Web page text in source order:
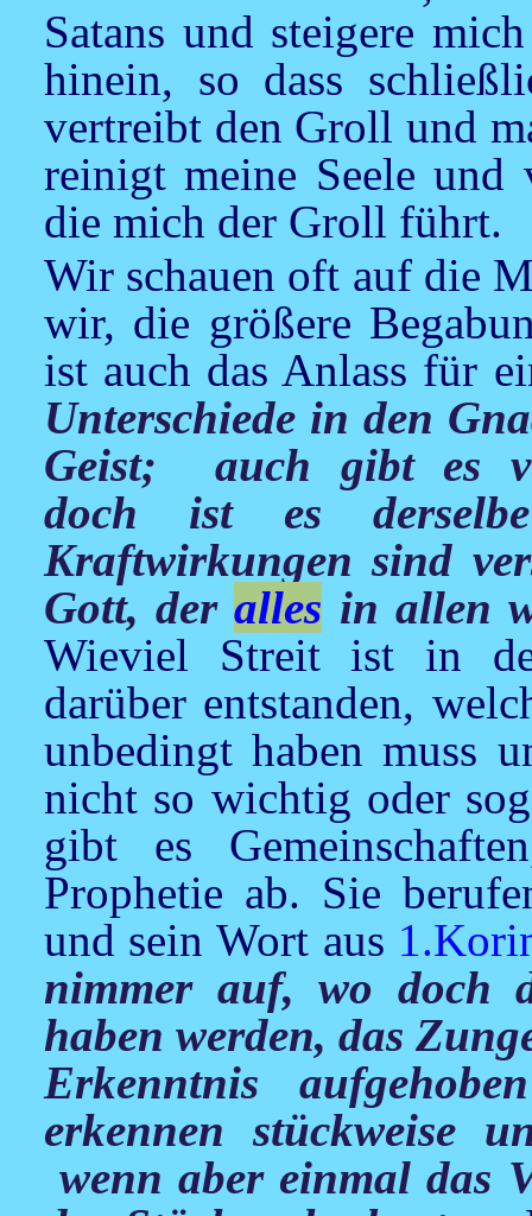
Satans und steigere
hinein, so dass
vertreibt den Groll und
reinigt meine Seele
die mich der Groll führt.
Wir schauen oft auf die
wir, die größere
ist auch das Anlass für
Unterschiede in den
Geist; auch gibt es
doch ist es
Kraftwirkungen sind
Gott, deralles in allen
Wieviel Streit ist in
darüber entstanden,
unbedingt haben muss
nicht so wichtig oder
gibt es
Prophetie ab. Sie
und sein Wort aus
nimmer auf, wo doch
haben werden, das
Erkenntnis
erkennen stückweise
wenn aber einmal das